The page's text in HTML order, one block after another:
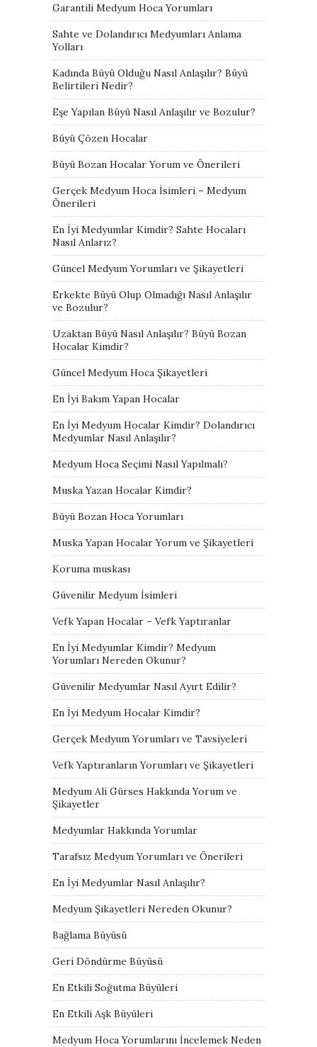
Garantili Medyum Hoca Yorumları
Sahte ve Dolandırıcı Medyumları Anlama
Yolları
Kadında Büyü Olduğu Nasıl Anlaşılır? Büyü
Belirtileri Nedir?
Eşe Yapılan Büyü Nasıl Anlaşılır ve Bozulur?
Büyü Çözen Hocalar
Büyü Bozan Hocalar Yorum ve Önerileri
Gerçek Medyum Hoca İsimleri – Medyum
Önerileri
En İyi Medyumlar Kimdir? Sahte Hocaları
Nasıl Anlarız?
Güncel Medyum Yorumları ve Şikayetleri
Erkekte Büyü Olup Olmadığı Nasıl Anlaşılır
ve Bozulur?
Uzaktan Büyü Nasıl Anlaşılır? Büyü Bozan
Hocalar Kimdir?
Güncel Medyum Hoca Şikayetleri
En İyi Bakım Yapan Hocalar
En İyi Medyum Hocalar Kimdir? Dolandırıcı
Medyumlar Nasıl Anlaşılır?
Medyum Hoca Seçimi Nasıl Yapılmalı?
Muska Yazan Hocalar Kimdir?
Büyü Bozan Hoca Yorumları
Muska Yapan Hocalar Yorum ve Şikayetleri
Koruma muskası
Güvenilir Medyum İsimleri
Vefk Yapan Hocalar – Vefk Yaptıranlar
En İyi Medyumlar Kimdir? Medyum
Yorumları Nereden Okunur?
Güvenilir Medyumlar Nasıl Ayırt Edilir?
En İyi Medyum Hocalar Kimdir?
Gerçek Medyum Yorumları ve Tavsiyeleri
Vefk Yaptıranların Yorumları ve Şikayetleri
Medyum Ali Gürses Hakkında Yorum ve
Şikayetler
Medyumlar Hakkında Yorumlar
Tarafsız Medyum Yorumları ve Önerileri
En İyi Medyumlar Nasıl Anlaşılır?
Medyum Şikayetleri Nereden Okunur?
Bağlama Büyüsü
Geri Döndürme Büyüsü
En Etkili Soğutma Büyüleri
En Etkili Aşk Büyüleri
Medyum Hoca Yorumlarını İncelemek Neden